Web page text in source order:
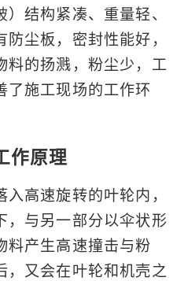
结构紧凑、重量轻、
尘板，密封性能好，
料的扬溅，粉尘少，工
了施工现场的工作环
作原理
高速旋转的叶轮内，
，与另一部分以伞状形
料产生高速撞击与粉
，又会在叶轮和机壳之